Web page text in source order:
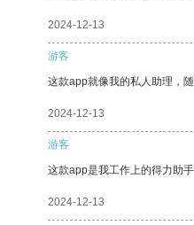
2024-12-13
游客
这款app就像我的私人助理，
2024-12-13
游客
这款app是我工作上的得力助
2024-12-13